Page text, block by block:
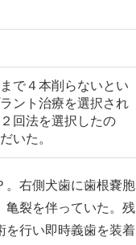
で４本削らないとい
ント治療を選択され
回法を選択したの
いた。
。右側犬歯に歯根嚢胞
亀裂を伴っていた。残
を行い即時義歯を装着